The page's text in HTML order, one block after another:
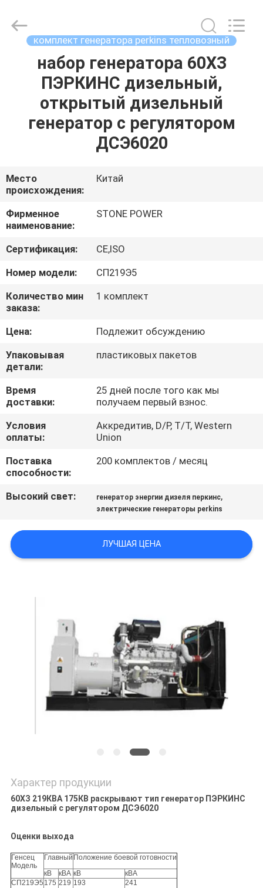
ДОМ
ПРОДУКТЫ
ПУТЕШЕСТВИЕ
ФАБРИКИ
ПРОВЕРКА
КАЧЕСТВА
СВЯЖИТЕСЬ
МЫ
СПРОСИТЕ
ЦИТАТУ
КАРТА
САЙТА
POLICY
POWER
CO.,LTD.
комплект генератора perkins тепловозный
набор генератора 60ХЗ
ПЭРКИНС дизельный,
открытый дизельный
генератор с регулятором
ДСЭ6020
Место
происхождения:
Китай
Фирменное
наименование:
STONE POWER
Сертификация:
CE,ISO
Номер модели:
СП219Э5
Количество мин
заказа:
1 комплект
Цена:
Подлежит обсуждению
Упаковывая
детали:
пластиковых пакетов
Время
доставки:
25 дней после того как мы
получаем первый взнос.
Условия
оплаты:
Аккредитив, D/P, T/T, Western
Union
Поставка
способности:
200 комплектов / месяц
Высокий свет: генератор энергии дизеля перкинс,
электрические генераторы perkins
ЛУЧШАЯ ЦЕНА
Характер продукции
60ХЗ 219КВА 175КВ раскрывают тип генератор ПЭРКИНС
дизельный с регулятором ДСЭ6020
Оценки выхода
Генсец
Модель
Главный Положение боевой готовности
кВ
кВА кВ
кВА
СП219Э5 175 219 193 241